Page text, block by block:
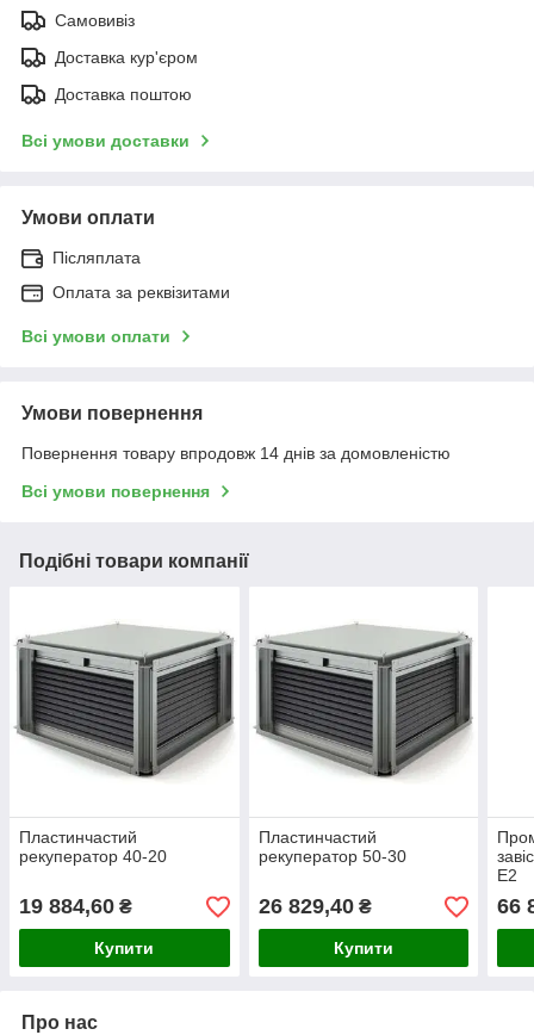
Самовивіз
Доставка кур'єром
Доставка поштою
Всі умови доставки
Умови оплати
Післяплата
Оплата за реквізитами
Всі умови оплати
Умови повернення
Повернення товару впродовж 14 днів за домовленістю
Всі умови повернення
Подібні товари компанії
Пластинчастий
рекуператор 40-20
19 884,60 ₴
Купити
Пластинчастий
рекуператор 50-30
26 829,40₴
Купити
Е2
66
Про нас